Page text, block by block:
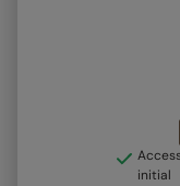
initial